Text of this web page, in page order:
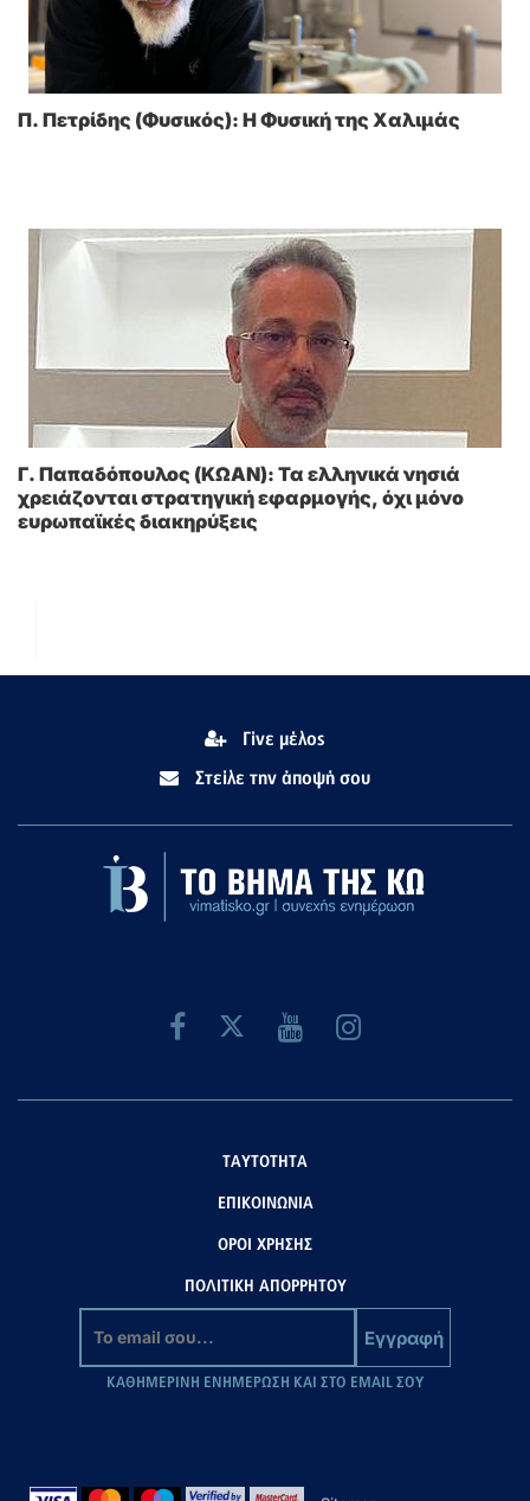
Π. Πετρίδης (Φυσικός): Η Φυσική της Χαλιμάς
Γ. Παπαδόπουλος (ΚΩΑΝ): Τα ελληνικά νησιά
χρειάζονται στρατηγική εφαρμογής, όχι μόνο
ευρωπαϊκές διακηρύξεις
Γίνε μέλος
Στείλε την άποψή σου
ΤΑΥΤΟΤΗΤΑ
ΕΠΙΚΟΙΝΩΝΙΑ
ΟΡΟΙ ΧΡΗΣΗΣ
ΠΟΛΙΤΙΚΗ ΑΠΟΡΡΗΤΟΥ
Εγγραφή
ΚΑΘΗΜΕΡΙΝΗ ΕΝΗΜΕΡΩΣΗ ΚΑΙ ΣΤΟ EMAIL ΣΟΥ